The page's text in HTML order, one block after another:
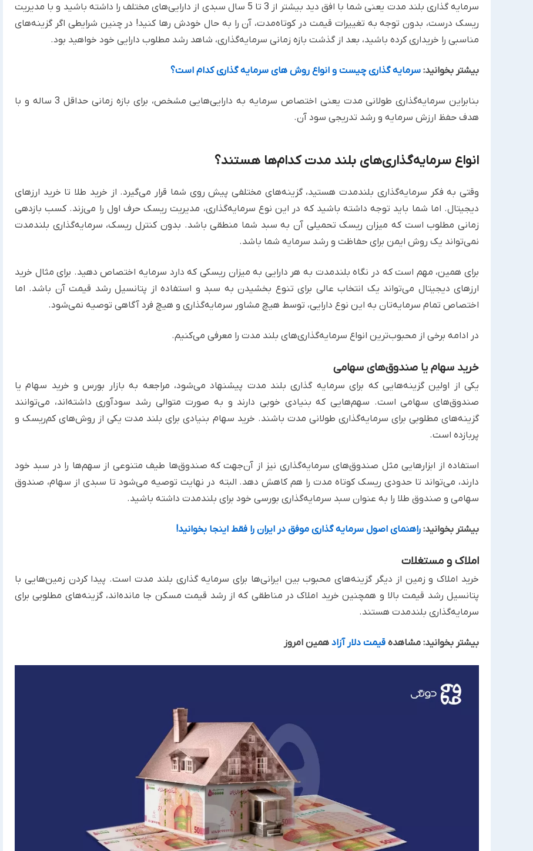
سرمایه گذاری بلند مدت یعنی شما با افق دید بیشتر از 3 تا 5 سال سبدی از دارایی‌های مختلف را داشته باشید و با مدیریت
ریسک درست، بدون توجه به تغییرات قیمت در کوتاه‌مدت، آن را به حال خودش رها کنید! در چنین شرایطی اگر گزینه‌های
مناسبی را خریداری کرده باشید، بعد از گذشت بازه زمانی سرمایه‌گذاری، شاهد رشد مطلوب دارایی خود خواهید بود.
بیشتر بخوانید: سرمایه گذاری چیست و انواع روش های سرمایه گذاری کدام است؟
بنابراین سرمایه‌گذاری طولانی مدت یعنی اختصاص سرمایه به دارایی‌هایی مشخص، برای بازه زمانی حداقل 3 ساله و با
هدف حفظ ارزش سرمایه و رشد تدریجی سود آن.
انواع سرمایه‌گذاری‌های بلند مدت کدام‌ها هستند؟
وقتی به فکر سرمایه‌گذاری بلندمدت هستید، گزینه‌های مختلفی پیش روی شما قرار می‌گیرد. از خرید طلا تا خرید ارزهای
دیجیتال. اما شما باید توجه داشته باشید که در این نوع سرمایه‌گذاری، مدیریت ریسک حرف اول را می‌زند. کسب بازدهی
زمانی مطلوب است که میزان ریسک تحمیلی آن به سبد شما منطقی باشد. بدون کنترل ریسک، سرمایه‌گذاری بلندمدت
نمی‌تواند یک روش ایمن برای حفاظت و رشد سرمایه شما باشد.
برای همین، مهم است که در نگاه بلندمدت به هر دارایی به میزان ریسکی که دارد سرمایه اختصاص دهید. برای مثال خرید
ارزهای دیجیتال می‌تواند یک انتخاب عالی برای تنوع بخشیدن به سبد و استفاده از پتانسیل رشد قیمت آن باشد. اما
اختصاص تمام سرمایه‌تان به این نوع دارایی، توسط هیچ مشاور سرمایه‌گذاری و هیچ فرد آگاهی توصیه نمی‌شود.
در ادامه برخی از محبوب‌ترین انواع سرمایه‌گذاری‌های بلند مدت را معرفی می‌کنیم.
خرید سهام یا صندوق‌های سهامی
یکی از اولین گزینه‌هایی که برای سرمایه گذاری بلند مدت پیشنهاد می‌شود، مراجعه به بازار بورس و خرید سهام یا
صندوق‌های سهامی است. سهم‌هایی که بنیادی خوبی دارند و به صورت متوالی رشد سودآوری داشته‌اند، می‌توانند
گزینه‌های مطلوبی برای سرمایه‌گذاری طولانی مدت باشند. خرید سهام بنیادی برای بلند مدت یکی از روش‌های کم‌ریسک و
پربازده است.
استفاده از ابزارهایی مثل صندوق‌های سرمایه‌گذاری نیز از آن‌جهت که صندوق‌ها طیف متنوعی از سهم‌ها را در سبد خود
دارند، می‌تواند تا حدودی ریسک کوتاه مدت را هم کاهش دهد. البته در نهایت توصیه می‌شود تا سبدی از سهام، صندوق
سهامی و صندوق طلا را به عنوان سبد سرمایه‌گذاری بورسی خود برای بلندمدت داشته باشید.
بیشتر بخوانید: راهنمای اصول سرمایه گذاری موفق در ایران را فقط اینجا بخوانید!
املاک و مستغلات
خرید املاک و زمین از دیگر گزینه‌های محبوب بین ایرانی‌ها برای سرمایه گذاری بلند مدت است. پیدا کردن زمین‌هایی با
پتانسیل رشد قیمت بالا و همچنین خرید املاک در مناطقی که از رشد قیمت مسکن جا مانده‌اند، گزینه‌های مطلوبی برای
سرمایه‌گذاری بلندمدت هستند.
بیشتر بخوانید: مشاهده قیمت دلار آزاد همین امروز